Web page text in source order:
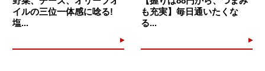
イルの三位一体感に唸る!
塩...
も充実】毎日通いたくな
る...